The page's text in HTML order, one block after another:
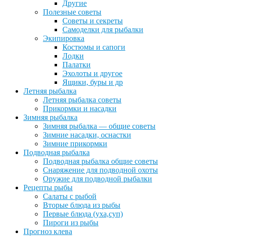
Другие
Полезные советы
Советы и секреты
Самоделки для рыбалки
Экипировка
Костюмы и сапоги
Лодки
Палатки
Эхолоты и другое
Ящики, буры и др
Летняя рыбалка
Летняя рыбалка советы
Прикормки и насадки
Зимняя рыбалка
Зимняя рыбалка — общие советы
Зимние насадки, оснастки
Зимние прикормки
Подводная рыбалка
Подводная рыбалка общие советы
Снаряжение для подводной охоты
Оружие для подводной рыбалки
Рецепты рыбы
Салаты с рыбой
Вторые блюда из рыбы
Первые блюда (уха,суп)
Пироги из рыбы
Прогноз клева